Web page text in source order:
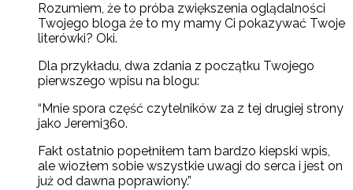
Rozumiem, że to próba zwiększenia oglądalności
Twojego bloga że to my mamy Ci pokazywać Twoje
literówki? Oki.
Dla przykładu, dwa zdania z początku Twojego
pierwszego wpisu na blogu:
“Mnie spora część czytelników za z tej drugiej strony
jako Jeremi360.
Fakt ostatnio popełniłem tam bardzo kiepski wpis,
ale wiozłem sobie wszystkie uwagi do serca i jest on
już od dawna poprawiony.”